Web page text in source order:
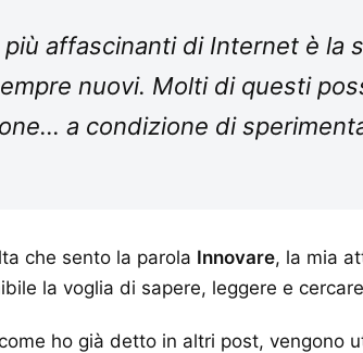
affascinanti di Internet è la
nuovi. Molti di questi
a condizione di
che sento la parola Innovare, la mia
la voglia di sapere, leggere e
ho già detto in altri post, vengono